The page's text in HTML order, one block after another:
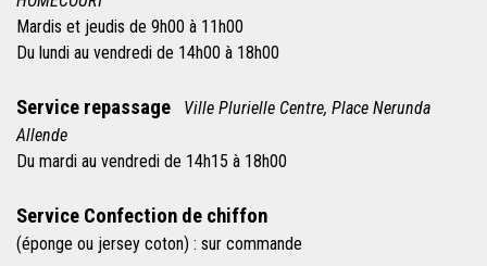
Mardis et jeudis de 9h00 à 11h00
Du lundi au vendredi de 14h00 à 18h00
Service repassage
Ville Plurielle Centre, Place Nerunda
Allende
Du mardi au vendredi de 14h15 à 18h00
Service Confection de chiffon
(éponge ou jersey coton) : sur commande